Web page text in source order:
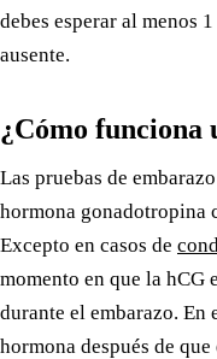
debes esperar al menos
ausente.
¿Cómo funciona
Las pruebas de
hormona gonadotropina
Excepto en casos de
momento en que la hCG
durante el embarazo. En
hormona después de